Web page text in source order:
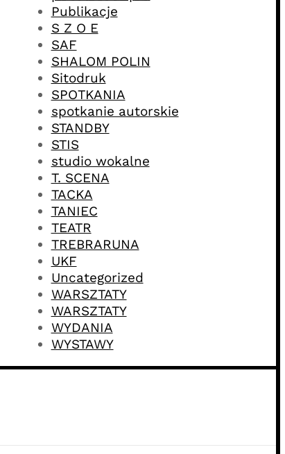
Publikacje
S Z O E
SAF
SHALOM POLIN
Sitodruk
SPOTKANIA
spotkanie autorskie
STANDBY
STIS
studio wokalne
T. SCENA
TACKA
TANIEC
TEATR
TREBRARUNA
UKF
Uncategorized
WARSZTATY
WARSZTATY
WYDANIA
WYSTAWY